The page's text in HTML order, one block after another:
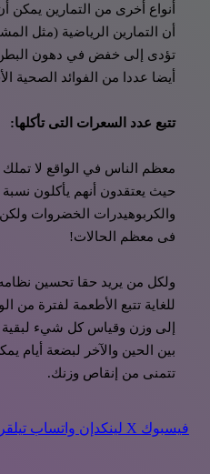
أنواع أخرى من التمارين يمكن
أن التمارين الرياضية (مثل
تؤدى إلى خفض في دهون
أيضا عددا من الفوائد
تتبع عدد السعرات التى تأكلها:
معظم الناس في الواقع لا
حيث يعتقدون أنهم يأكلون نسبة
والكربوهيدرات الخضروات
فى معظم الحالات!
ولكل من يريد حقا تحسين
للغاية تتبع الأطعمة لفترة من
إلى وزن وقياس كل شيء لبقية
بين الحين والآخر لبضعة أيام
تتمنى من إنقاص وزنك.
فيسبوك ‫X لينكدإن واتساب